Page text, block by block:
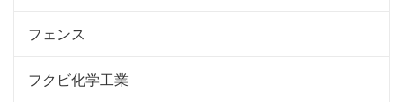
フェンス
フクビ化学工業